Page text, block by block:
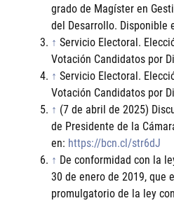
grado de Magíster en
del Desarrollo. Disponible
↑ Servicio Electoral.
Votación Candidatos por
↑ Servicio Electoral.
Votación Candidatos por
↑ (7 de abril de 2025)
de Presidente de la
en: https://bcn.cl/str6dJ
↑ De conformidad con la
30 de enero de 2019, que
promulgatorio de la ley